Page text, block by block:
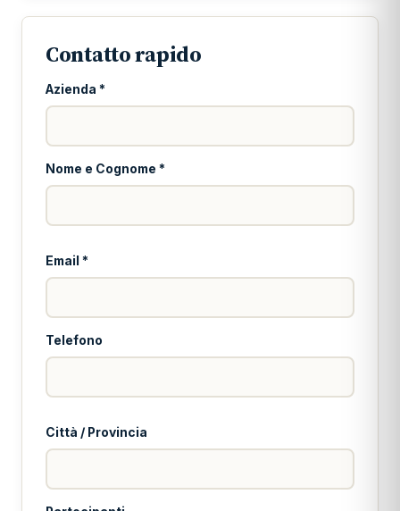
Contatto rapido
Azienda *
Nome e Cognome *
Email *
Telefono
Città / Provincia